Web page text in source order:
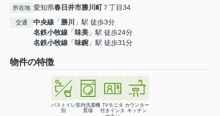
所在地 愛知県春日井市勝川町７丁目34
交通 中央線 「勝川
」駅 徒歩3分
名鉄小牧線 「味美 」駅 徒歩24分
名鉄小牧線 「味鋺 」駅 徒歩31分
物件の特徴
バストイレ
別
室内洗濯機
置場
TVモニタ
付きインタ
カウンター
キッチン